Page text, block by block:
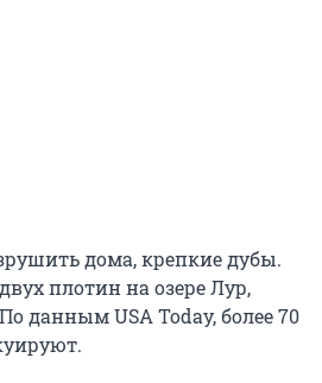
дома, крепкие дубы.
плотин на озере Лур,
данным USA Today, более 70